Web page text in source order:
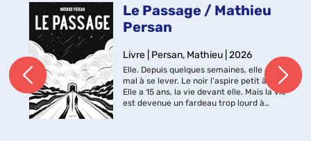
Le Passage / Mathieu
Persan
Livre | Persan, Mathieu | 2026
Elle. Depuis quelques semaines, elle a du
mal à se lever. Le noir l'aspire petit à petit.
Elle a 15 ans, la vie devant elle. Mais la vie
est devenue un fardeau trop lourd à